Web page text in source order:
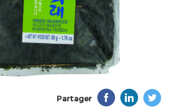
Partager